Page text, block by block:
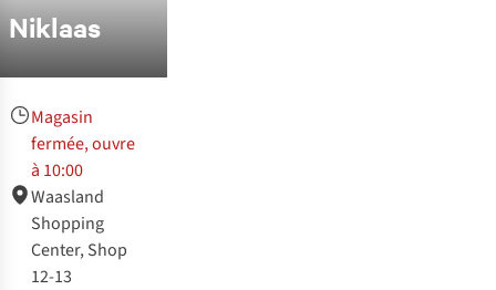
Niklaas
Magasin
fermée, ouvre
à 10:00
Waasland
Shopping
Center, Shop
12-13